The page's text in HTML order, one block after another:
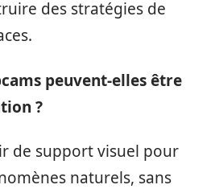
des stratégies de
peuvent-elles être
?
de support visuel pour
naturels, sans